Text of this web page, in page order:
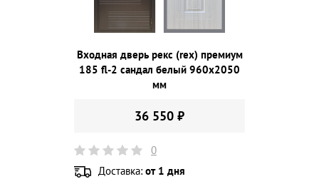
Входная дверь рекс (rex) премиум
185 fl-2 сандал белый 960х2050
мм
36 550 ₽
0
Доставка: от 1 дня